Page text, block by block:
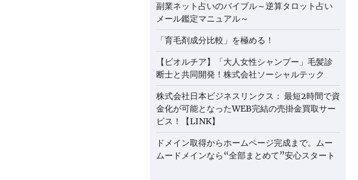
副業ネット占いのバイブル～逆算タロット占い
メール鑑定マニュアル～
「育毛剤成分比較」を極める！
【ビオルチア】「大人女性シャンプー」毛髪診
断士と共同開発！株式会社ソーシャルテック
株式会社日本ビジネスリンクス： 最短2時間で資
金化が可能となったWEB完結の売掛金買取サー
ビス！【LINK】
ドメイン取得からホームページ完成まで。ムー
ムードメインなら“全部まとめて”安心スタート